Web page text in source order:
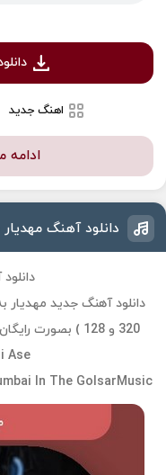
اهنگ جدید
ادامه
دانلود آهنگ
دانلود آهنگ جدید مهدیار
320 و 128 ) بصورت رایگان و لینک مستقیم از رسانه گلسار موزیک
Ase
In The GolsarMusic